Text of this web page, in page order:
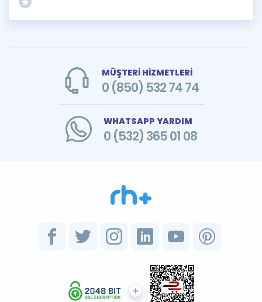
MÜŞTERİ HİZMETLERİ
0 (850) 532 74 74
WHATSAPP YARDIM
0 (532) 365 01 08